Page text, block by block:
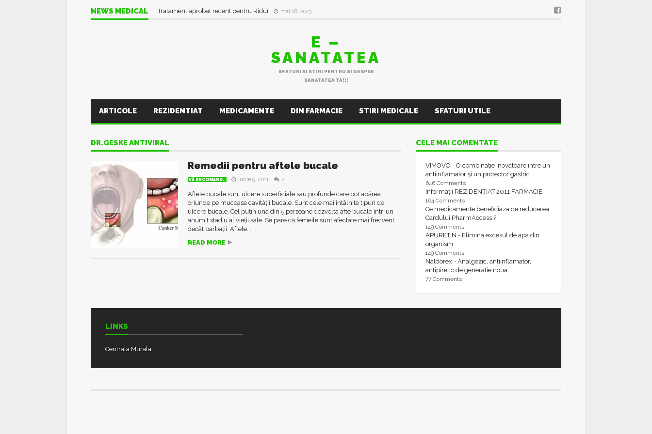
NEWS MEDICAL Tratament aprobat recent pentru Riduri mai 28, 2023
E –
SANATATEA
SFATURI SI STIRI PENTRU SI DESPRE
SANATATEA TA!!!
ARTICOLE REZIDENTIAT MEDICAMENTE DIN FARMACIE STIRI MEDICALE SFATURI UTILE
DR.GESKE ANTIVIRAL
Remedii pentru aftele bucale
VĂ RECOMAND.. iunie 9, 2011 2
Aftele bucale sunt ulcere superficiale sau profunde care pot apărea
oriunde pe mucoasa cavității bucale. Sunt cele mai întâlnite tipuri de
ulcere bucale. Cel puțin una din 5 persoane dezvolta afte bucale într-un
anumit stadiu al vieții sale .Se pare că femeile sunt afectate mai frecvent
decât barbații. Aftele...
READ MORE
CELE MAI COMENTATE
VIMOVO - O combinație inovatoare între un
antiinflamator și un protector gastric
646 Comments
Informații REZIDENȚIAT 2011 FARMACIE
164 Comments
Ce medicamente beneficiaza de reducerea
Cardului PharmAccess ?
149 Comments
APURETIN - Elimina excesul de apa din
organism
149 Comments
Naldorex - Analgezic, antiinflamator,
antipiretic de generatie noua
77 Comments
LINKS
Centrala Murala